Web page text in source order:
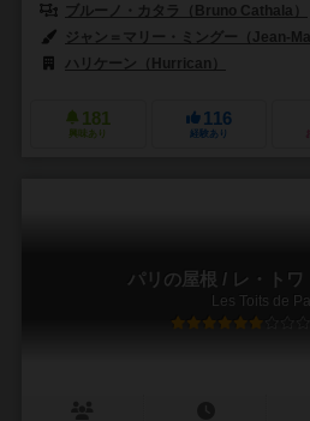
ブルーノ・カタラ（Bruno Cathala）
ジャン＝マリー・ミングー（Jean-
ハリケーン（Hurrican）
181
興味あり
116
経験あり
パリの屋根 / レ・トワ
Les Toits de